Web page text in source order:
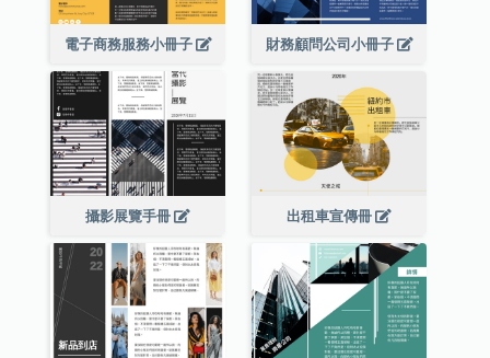
電子商務服務小冊子 財務顧問公司小冊子
攝影展覽手冊 出租車宣傳冊